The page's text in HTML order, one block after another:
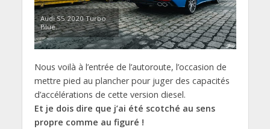
Audi S5 2020 Turbo
Blue.
Nous voilà à l’entrée de l’autoroute, l’occasion de
mettre pied au plancher pour juger des capacités
d’accélérations de cette version diesel.
Et je dois dire que j’ai été scotché au sens
propre comme au figuré !